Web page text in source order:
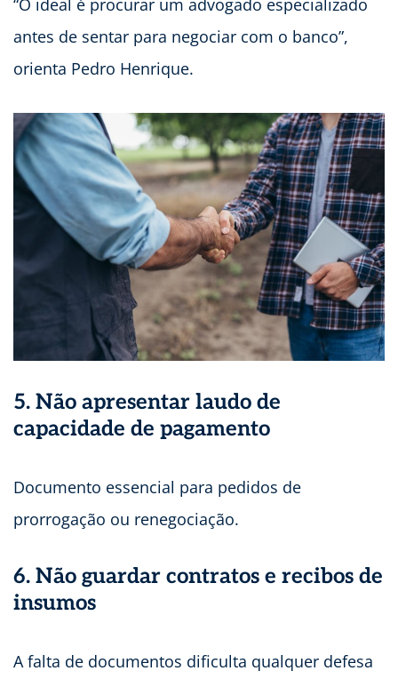
“O ideal é procurar um advogado especializado
antes de sentar para negociar com o banco”,
orienta Pedro Henrique.
5. Não apresentar laudo de
capacidade de pagamento
Documento essencial para pedidos de
prorrogação ou renegociação.
6. Não guardar contratos e recibos de
insumos
A falta de documentos dificulta qualquer defesa